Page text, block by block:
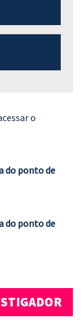
o
do ponto de
do ponto de